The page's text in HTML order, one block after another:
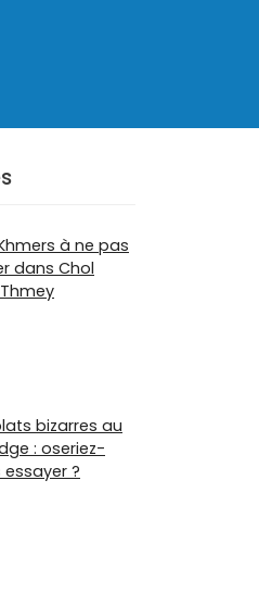
à ne pas
dans Chol
bizarres au
: oseriez-
?